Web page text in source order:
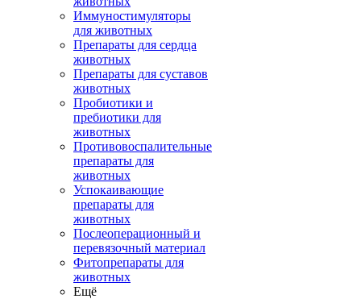
Иммуностимуляторы
для животных
Препараты для сердца
животных
Препараты для суставов
животных
Пробиотики и
пребиотики для
животных
Противовоспалительные
препараты для
животных
Успокаивающие
препараты для
животных
Послеоперационный и
перевязочный материал
Фитопрепараты для
животных
Ещё